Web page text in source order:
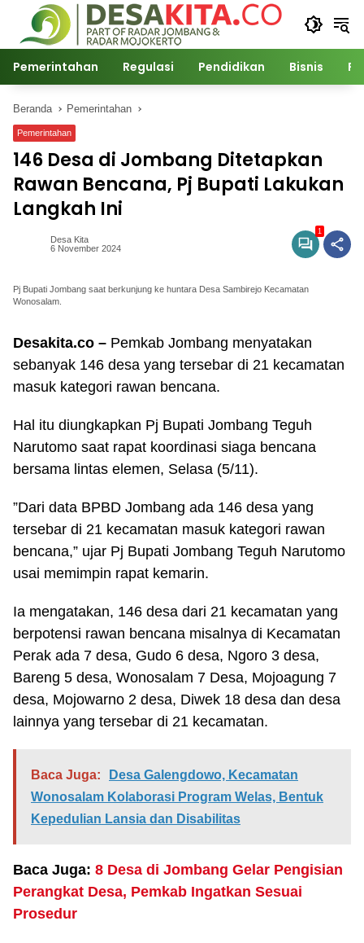
Langsung
konten
Pemerintahan Regulasi Pendidikan Bisnis
Beranda Pemerintahan
Pemerintahan
146 Desa di Jombang Ditetapkan
Rawan Bencana, Pj Bupati Lakukan
Langkah Ini
Desa Kita
6 November 2024
1
Pj Bupati Jombang saat berkunjung ke huntara Desa Sambirejo Kecamatan
Wonosalam.
Desakita.co – Pemkab Jombang menyatakan
sebanyak 146 desa yang tersebar di 21 kecamatan
masuk kategori rawan bencana.
Hal itu diungkapkan Pj Bupati Jombang Teguh
Narutomo saat rapat koordinasi siaga bencana
bersama lintas elemen, Selasa (5/11).
”Dari data BPBD Jombang ada 146 desa yang
tersebar di 21 kecamatan masuk kategori rawan
bencana,” ujar Pj Bupati Jombang Teguh Narutomo
usai memimpin rapat kemarin.
Ia mengatakan, 146 desa dari 21 kecamatan yang
berpotensi rawan bencana misalnya di Kecamatan
Perak ada 7 desa, Gudo 6 desa, Ngoro 3 desa,
Bareng 5 desa, Wonosalam 7 Desa, Mojoagung 7
desa, Mojowarno 2 desa, Diwek 18 desa dan desa
lainnya yang tersebar di 21 kecamatan.
Baca Juga:
Desa Galengdowo, Kecamatan
Wonosalam Kolaborasi Program Welas, Bentuk
Kepedulian Lansia dan Disabilitas
Baca Juga: 8 Desa di Jombang Gelar Pengisian
Perangkat Desa, Pemkab Ingatkan Sesuai
Prosedur